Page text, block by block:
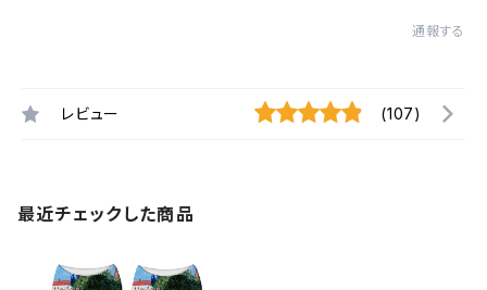
通報する
レビュー (107)
最近チェックした商品